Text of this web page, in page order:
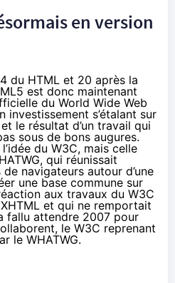
en version
du HTML et 20 après la
est donc maintenant
du World Wide Web
investissement s’étalant sur
le résultat d’un travail qui
sous de bons augures.
du W3C, mais celle
, qui réunissait
navigateurs autour d’une
une base commune sur
aux travaux du W3C
et qui ne remportait
fallu attendre 2007 pour
le W3C reprenant
le WHATWG.